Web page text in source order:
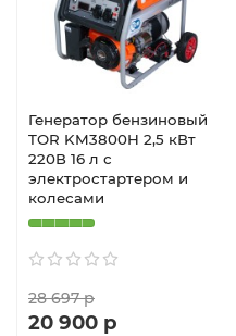
Генератор бензиновый
TOR KM3800H 2,5 кВт
220В 16 л с
электростартером и
колесами
28 697 р
20 900 р